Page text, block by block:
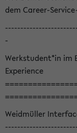
dem Career-
-
Werkstudent*in im
Experience
Weidmüller